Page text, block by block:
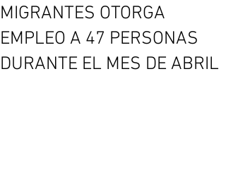
MIGRANTES OTORGA
EMPLEO A 47 PERSONAS
DURANTE EL MES DE ABRIL